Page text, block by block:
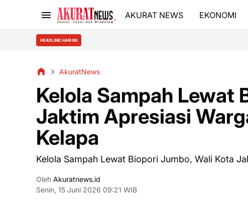
AKURAT NEWS EKONOMI
HEADLINE HARI INI
AkuratNews
Kelola Sampah Lewat
Jaktim Apresiasi
Kelapa
Kelola Sampah Lewat Biopori Jumbo, Wali Kota
Oleh Akuratnews.id
Senin, 15 Juni 2026 09:21 WIB